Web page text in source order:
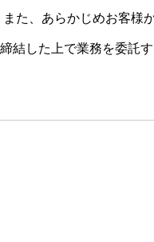
た、あらかじめお客様
結した上で業務を委託